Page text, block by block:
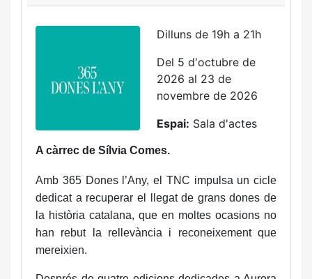
Dilluns de 19h a 21h
Del 5 d'octubre de
2026 al 23 de
novembre de 2026
Espai: Sala d'actes
A càrrec de Sílvia Comes.
Amb 365 Dones l’Any, el TNC impulsa un cicle
dedicat a recuperar el llegat de grans dones de
la història catalana, que en moltes ocasions no
han rebut la rellevància i reconeixement que
mereixien.